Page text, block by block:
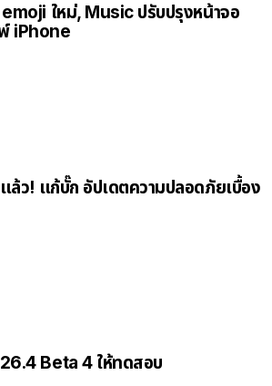
ใหม่, Music ปรับปรุงหน้าจอ
iPhone
ล้ว! แก้บั๊ก อัปเดตความปลอดภัยเบื้อง
Beta 4 ให้ทดสอบ